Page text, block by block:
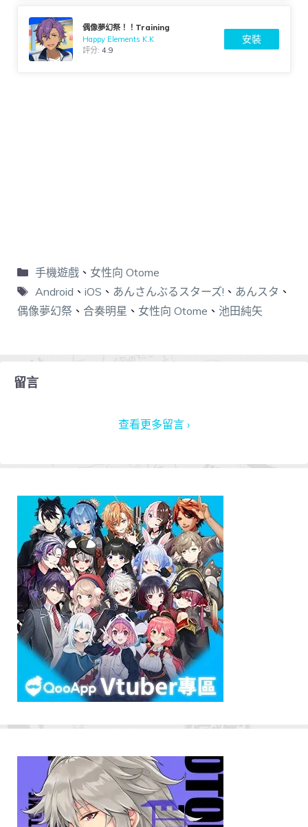
偶像夢幻祭！！Training
Happy Elements K.K
評分:4.9
安裝
手機遊戲、 女性向 Otome
Android 、 iOS 、 あんさんぶるスターズ! 、 あんスタ 、
偶像夢幻祭 、 合奏明星 、 女性向 Otome 、 池田純矢
留言
查看更多留言 ›